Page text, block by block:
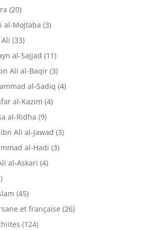
(20)
al-Mojtaba (3)
(33)
al-Sajjad (11)
Ali al-Baqir (3)
al-Sadiq (4)
al-Kazim (4)
al-Ridha (9)
Ali al-Jawad (3)
al-Hadi (3)
al-Askari (4)
(45)
et française (26)
(124)